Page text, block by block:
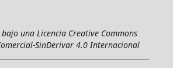
una Licencia Creative Commons
SinDerivar 4.0 Internacional